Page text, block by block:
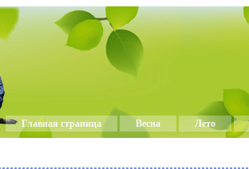
Главная страница Весна Лето